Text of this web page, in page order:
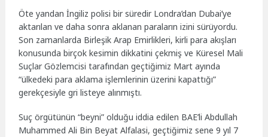
Öte yandan İngiliz polisi bir süredir Londra’dan Dubai’ye
aktarılan ve daha sonra aklanan paraların izini sürüyordu.
Son zamanlarda Birleşik Arap Emirlikleri, kirli para akışları
konusunda birçok kesimin dikkatini çekmiş ve Küresel Mali
Suçlar Gözlemcisi tarafından geçtiğimiz Mart ayında
“ülkedeki para aklama işlemlerinin üzerini kapattığı”
gerekçesiyle gri listeye alınmıştı.
Suç örgütünün “beyni” olduğu iddia edilen BAE’li Abdullah
Muhammed Ali Bin Beyat Alfalasi, geçtiğimiz sene 9 yıl 7